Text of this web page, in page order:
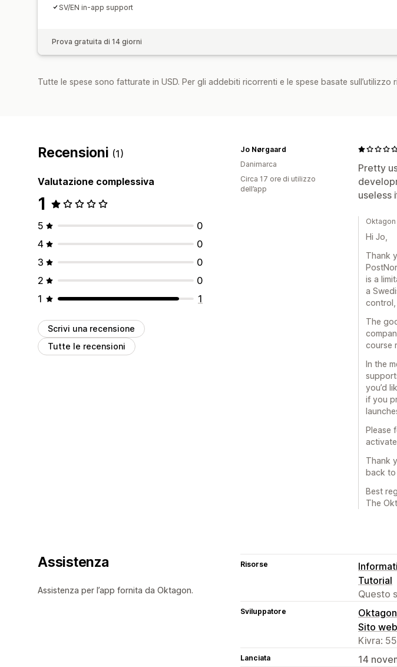
SV/EN in-app support
Prova gratuita di 14 giorni
Tutte le spese sono fatturate in USD. Per gli addebiti ricorrenti e le spese basate
Recensioni (1)
Valutazione complessiva
1
5
0
4
0
3
0
2
0
1
1
Scrivi una recensione
Tutte le recensioni
Pretty
useless
Jo Nørgaard
Danimarca
Circa 17 ore di utilizzo
dell’app
Hi Jo,
Thank
is a
a
control,
The
course
In the
you’d
if you
Please
Thank
back to
Best
The
Assistenza
Assistenza per l’app fornita da Oktagon.
Risorse
Tutorial
Questo
Sviluppatore
Oktagon
Sito web
Kivra:
Lanciata 14